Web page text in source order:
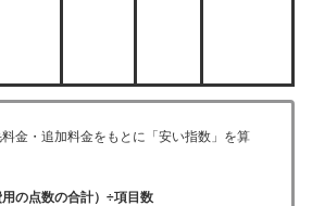
金・追加料金をもとに「安い指数」を算
用の点数の合計）÷項目数